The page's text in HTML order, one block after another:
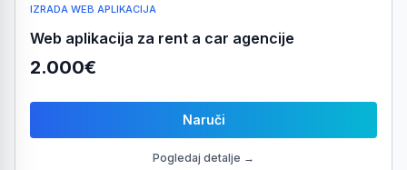
IZRADA WEB APLIKACIJA
Web aplikacija za rent a car agencije
2.000€
Naruči
Pogledaj detalje →